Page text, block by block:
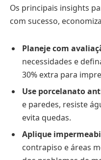
Os principais insights
com sucesso,
Planeje com
necessidades e
30% extra para
Use porcelanato
e paredes, resiste
evita quedas.
Aplique
contrapiso e áreas